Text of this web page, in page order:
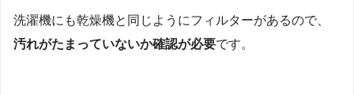
洗濯機にも乾燥機と同じようにフィルターがあるので、
汚れがたまっていないか確認が必要です。